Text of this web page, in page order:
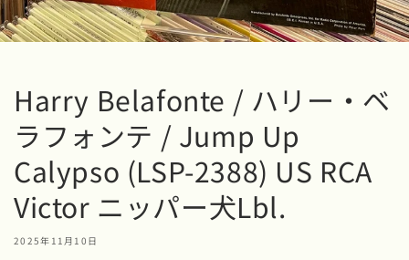
Harry Belafonte / ハリー・ベ
ラフォンテ / Jump Up
Calypso (LSP-2388) US RCA
Victor ニッパー犬Lbl.
2025年11月10日